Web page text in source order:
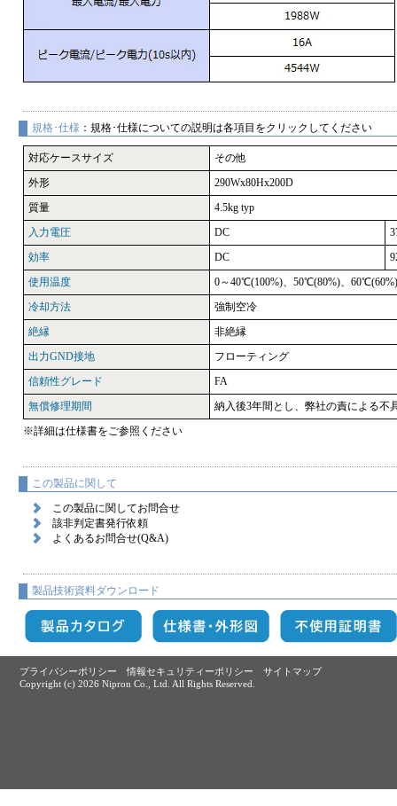
規格･仕様 ：規格･仕様についての説明は各項目をクリックしてください
対応ケースサイズ
その他
外形
290Wx80Hx200D
質量
4.5kg typ
入力電圧
DC
効率
DC
使用温度
0～40℃(100%)、50℃(80%)、60℃(60%)
冷却方法
強制空冷
絶縁
非絶縁
出力GND接地
フローティング
信頼性グレード
FA
無償修理期間
納入後3年間とし、弊社の責による不
※詳細は仕様書をご参照ください
この製品に関して
この製品に関してお問合せ
該非判定書発行依頼
よくあるお問合せ(Q&A)
製品技術資料ダウンロード
プライバシーポリシー 情報セキュリティーポリシー
サイトマップ
Copyright (c) 2026 Nipron Co., Ltd. All Rights Reserved.